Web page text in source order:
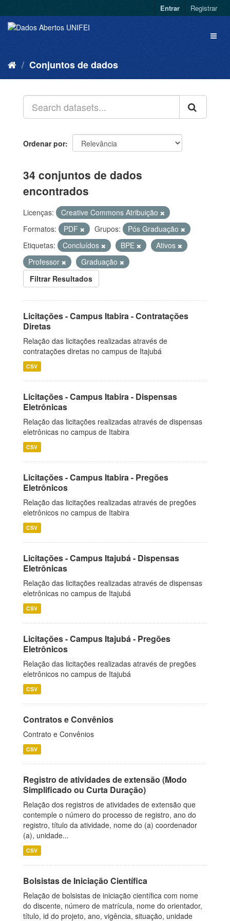
Entrar Registrar
Conjuntos de dados
Ordenar por
34 conjuntos de dados
encontrados
Licenças:
Creative Commons Atribuição
Formatos:
PDF Grupos:
Pós Graduação
Etiquetas:
Concluídos BPE
Ativos
Professor
Graduação
Filtrar Resultados
Licitações - Campus Itabira - Contratações
Diretas
Relação das licitações realizadas através de
contratações diretas no campus de Itajubá
CSV
Licitações - Campus Itabira - Dispensas
Eletrônicas
Relação das licitações realizadas através de dispensas
eletrônicas no campus de Itabira
CSV
Licitações - Campus Itabira - Pregões
Eletrônicos
Relação das licitações realizadas através de pregões
eletrônicos no campus de Itabira
CSV
Licitações - Campus Itajubá - Dispensas
Eletrônicas
Relação das licitações realizadas através de dispensas
eletrônicas no campus de Itajubá
CSV
Licitações - Campus Itajubá - Pregões
Eletrônicos
Relação das licitações realizadas através de pregões
eletrônicos no campus de Itajubá
CSV
Contratos e Convênios
Contrato e Convênios
CSV
Registro de atividades de extensão (Modo
Simplificado ou Curta Duração)
Relação dos registros de atividades de extensão que
contemple o número do processo de registro, ano do
registro, título da atividade, nome do (a) coordenador
(a), unidade...
CSV
Bolsistas de Iniciação Científica
Relação de bolsistas de iniciação científica com nome
do discente, número de matrícula, nome do orientador,
título, id do projeto, ano, vigência, situação, unidade